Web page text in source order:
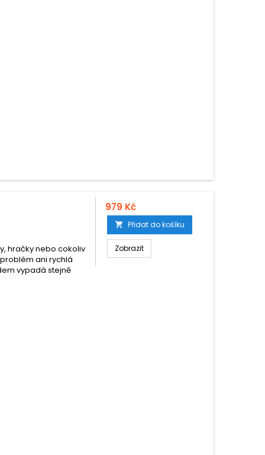
hračky nebo cokoliv
ani rychlá
vypadá stejně
979 Kč
 Přidat do košíku
Zobrazit